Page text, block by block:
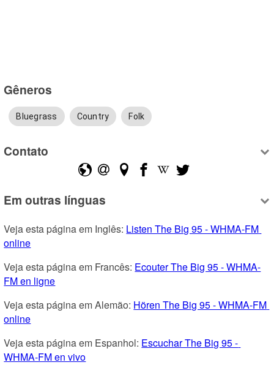
Gêneros
Bluegrass Country Folk
Contato
Em outras línguas
Veja esta página em Inglês: Listen The Big 95 - WHMA-FM
online
Veja esta página em Francês: Ecouter The Big 95 - WHMA-
FM en ligne
Veja esta página em Alemão: Hören The Big 95 - WHMA-FM
online
Veja esta página em Espanhol: Escuchar The Big 95 -
WHMA-FM en vivo